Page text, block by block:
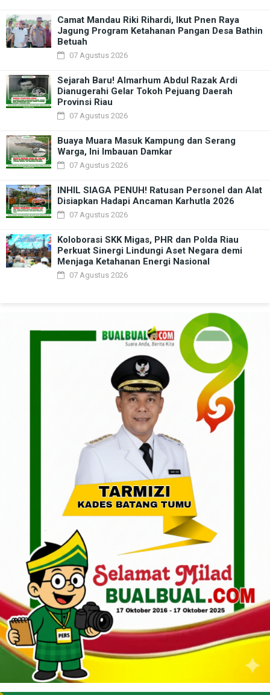
Camat Mandau Riki Rihardi, Ikut Pnen Raya
Jagung Program Ketahanan Pangan Desa Bathin
Betuah
07 Agustus 2026
Sejarah Baru! Almarhum Abdul Razak Ardi
Dianugerahi Gelar Tokoh Pejuang Daerah
Provinsi Riau
07 Agustus 2026
Buaya Muara Masuk Kampung dan Serang
Warga, Ini Imbauan Damkar
07 Agustus 2026
INHIL SIAGA PENUH! Ratusan Personel dan Alat
Disiapkan Hadapi Ancaman Karhutla 2026
07 Agustus 2026
Koloborasi SKK Migas, PHR dan Polda Riau
Perkuat Sinergi Lindungi Aset Negara demi
Menjaga Ketahanan Energi Nasional
07 Agustus 2026